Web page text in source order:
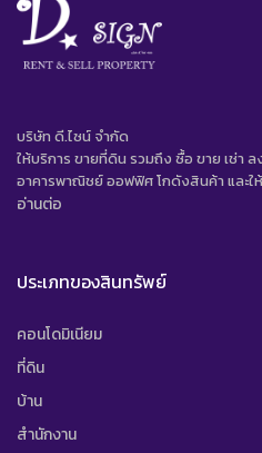
บริษัท ดี.ไซน์ จํากัด
ให้บริการ ขายที่ดิน รวมถึง ซื้อ ขาย เช่า
อาคารพาณิชย์ ออฟฟิศ โกดังสินค้า และใ
อ่านต่อ
ประเภทของสินทรัพย์
คอนโดมิเนียม
ที่ดิน
บ้าน
สำนักงาน